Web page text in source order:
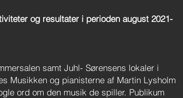
og resultater i perioden august 2021-
samt Juhl- Sørensens lokaler i
Musikken og pianisterne af Martin Lysholm
ord om den musik de spiller. Publikum